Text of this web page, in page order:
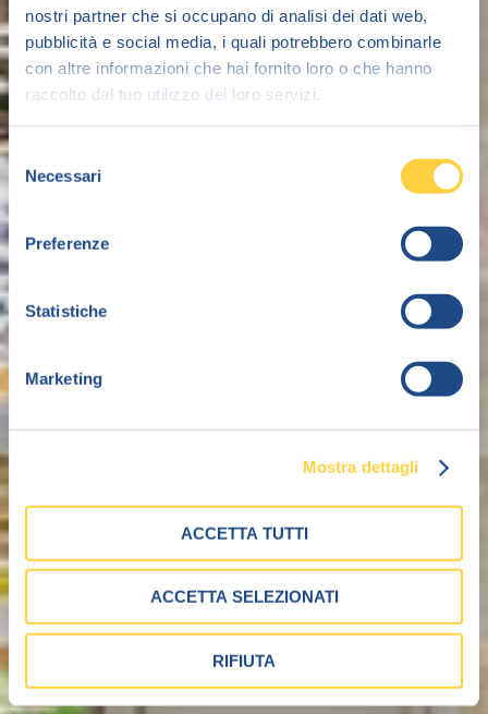
nostri partner che si occupano di analisi dei dati web,
pubblicità e social media, i quali potrebbero combinarle
con altre informazioni che hai fornito loro o che hanno
raccolto dal tuo utilizzo dei loro servizi.
Selezione
del
consenso
Necessari
Preferenze
Statistiche
Marketing
Mostra dettagli
ACCETTA TUTTI
ACCETTA SELEZIONATI
RIFIUTA